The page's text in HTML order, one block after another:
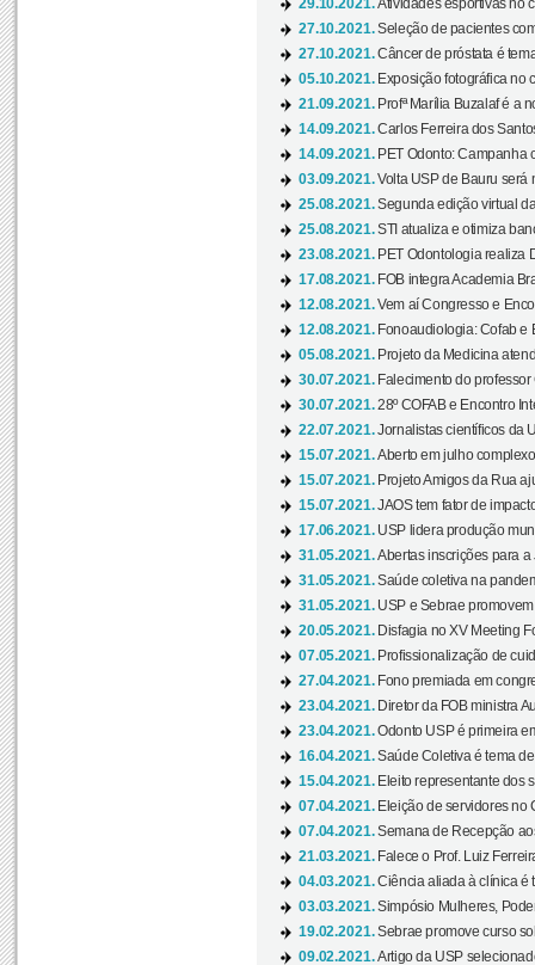
29.10.2021.Atividades esportivas no
27.10.2021.Seleção de pacientes
27.10.2021.Câncer de próstata é
05.10.2021. Exposição fotográfica no
21.09.2021. Profª Marília Buzalaf é a
14.09.2021.Carlos Ferreira dos
14.09.2021. PET Odonto: Campanha
03.09.2021.Volta USP de Bauru será
25.08.2021.Segunda edição virtual
25.08.2021.STI atualiza e otimiza
23.08.2021. PET Odontologia realiza
17.08.2021. FOB integra Academia
12.08.2021.Vem aí Congresso e
12.08.2021. Fonoaudiologia: Cofab e
05.08.2021. Projeto da Medicina
30.07.2021. Falecimento do
30.07.2021.28º COFAB e Encontro
22.07.2021.Jornalistas científicos da
15.07.2021.Aberto em julho
15.07.2021. Projeto Amigos da Rua
15.07.2021.JAOS tem fator de
17.06.2021. USP lidera produção
31.05.2021.Abertas inscrições para
31.05.2021.Saúde coletiva na
31.05.2021. USP e Sebrae
20.05.2021. Disfagia no XV Meeting
07.05.2021. Profissionalização de
27.04.2021. Fono premiada em
23.04.2021. Diretor da FOB ministra
23.04.2021.Odonto USP é primeira
16.04.2021.Saúde Coletiva é tema
15.04.2021. Eleito representante dos
07.04.2021. Eleição de servidores no
07.04.2021.Semana de Recepção
21.03.2021. Falece o Prof. Luiz
04.03.2021.Ciência aliada à clínica é
03.03.2021.Simpósio Mulheres,
19.02.2021.Sebrae promove curso
09.02.2021.Artigo da USP